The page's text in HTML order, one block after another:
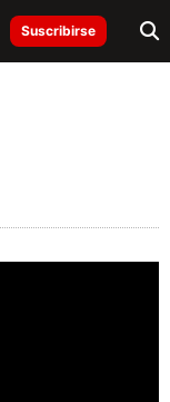
Suscribirse